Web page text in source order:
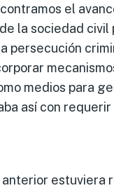
el
de la sociedad
persecución
medios para
así con
anterior